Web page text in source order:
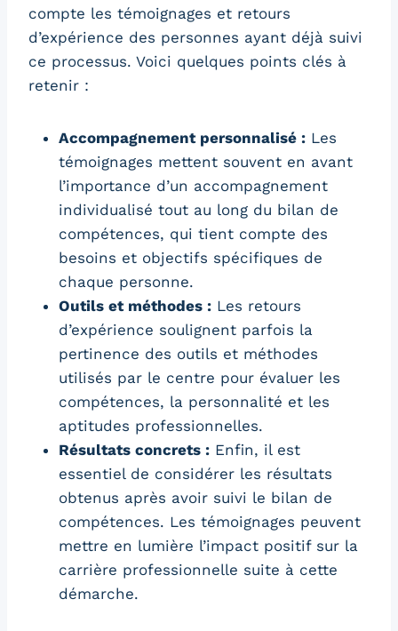
compte les témoignages et retours
d’expérience des personnes ayant déjà suivi
ce processus. Voici quelques points clés à
retenir :
Accompagnement personnalisé : Les
témoignages mettent souvent en avant
l’importance d’un accompagnement
individualisé tout au long du bilan de
compétences, qui tient compte des
besoins et objectifs spécifiques de
chaque personne.
Outils et méthodes : Les retours
d’expérience soulignent parfois la
pertinence des outils et méthodes
utilisés par le centre pour évaluer les
compétences, la personnalité et les
aptitudes professionnelles.
Résultats concrets : Enfin, il est
essentiel de considérer les résultats
obtenus après avoir suivi le bilan de
compétences. Les témoignages peuvent
mettre en lumière l’impact positif sur la
carrière professionnelle suite à cette
démarche.